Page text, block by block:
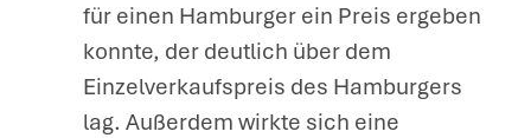
für einen Hamburger ein Preis ergeben
konnte, der deutlich über dem
Einzelverkaufspreis des Hamburgers
lag. Außerdem wirkte sich eine